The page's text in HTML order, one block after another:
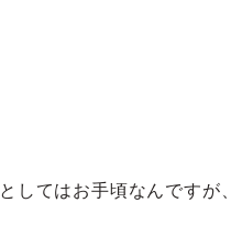
してはお手頃なんですが、